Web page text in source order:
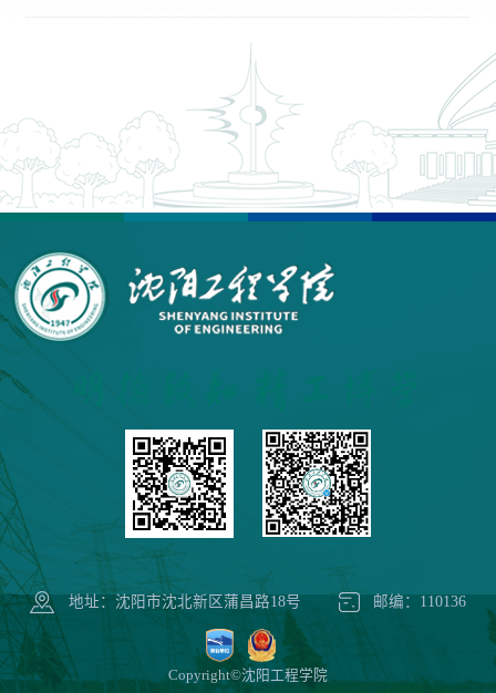
地址：沈阳市沈北新区蒲昌路18号 邮编：110136
Copyright©沈阳工程学院